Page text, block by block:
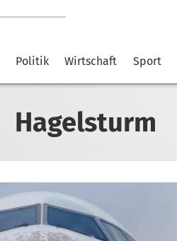
Politik Wirtschaft Sport
Hagelsturm